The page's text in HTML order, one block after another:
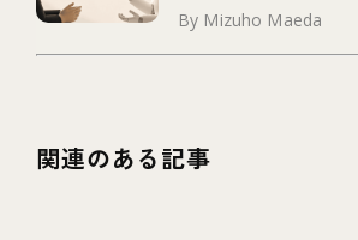
By Mizuho Maeda
関連のある記事